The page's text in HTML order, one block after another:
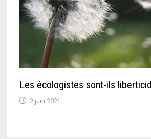
Les écologistes sont-ils
2 juin 2021